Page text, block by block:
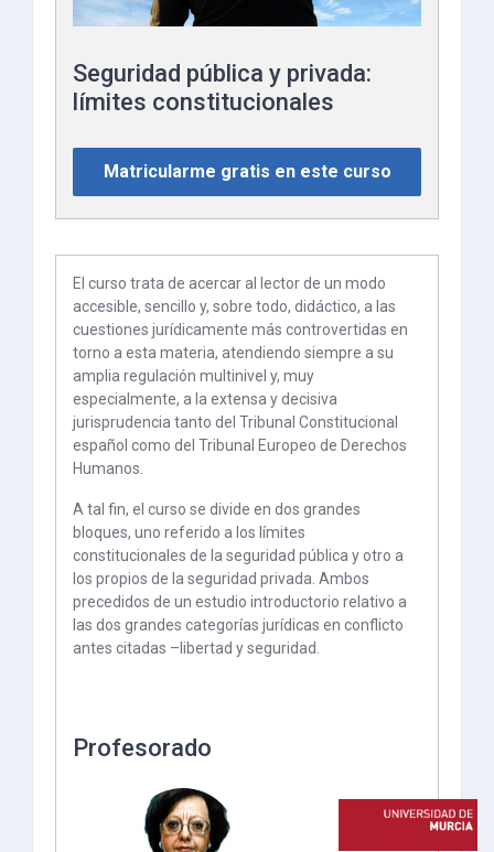
Seguridad pública y privada:
límites constitucionales
Matricularme gratis en este curso
El curso trata de acercar al lector de un modo
accesible, sencillo y, sobre todo, didáctico, a las
cuestiones jurídicamente más controvertidas en
torno a esta materia, atendiendo siempre a su
amplia regulación multinivel y, muy
especialmente, a la extensa y decisiva
jurisprudencia tanto del Tribunal Constitucional
español como del Tribunal Europeo de Derechos
Humanos.
A tal fin, el curso se divide en dos grandes
bloques, uno referido a los límites
constitucionales de la seguridad pública y otro a
los propios de la seguridad privada. Ambos
precedidos de un estudio introductorio relativo a
las dos grandes categorías jurídicas en conflicto
antes citadas –libertad y seguridad.
Profesorado